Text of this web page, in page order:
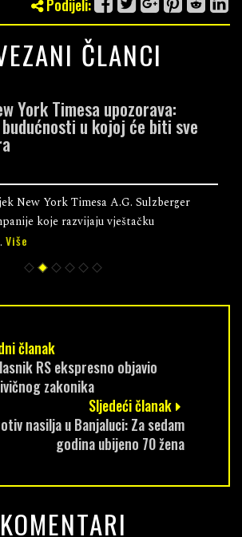
Podijeli:
ČLANCI
York Timesa upozorava:
u kojoj će biti sve
New York Timesa A.G. Sulzberger
koje razvijaju vještačku
Više
članak
RS ekspresno objavio
zakonika
Sljedeći članak
nasilja u Banjaluci: Za sedam
godina ubijeno 70 žena
KOMENTARI